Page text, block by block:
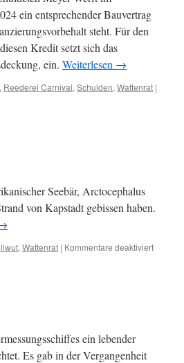
ein entsprechender Bauvertrag
steht. Für den
Kredit setzt sich das
ein. Weiterlesen →
, Reederei Carnival, Schulden, Wattenrat |
Seebär, Arctocephalus
von Kapstadt gebissen haben.
, Wattenrat | Kommentare deaktiviertfür
ein lebender
Es gab in der Vergangenheit